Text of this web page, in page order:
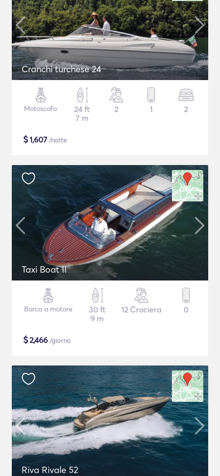
Cranchi turchese 24
Motoscafo
24 ft
7 m
2 1 2
$1,607 /notte
Taxi Boat II
Barca a motore
30 ft
9 m
12 Crociera 0
$2,466 /giorno
Riva Rivale 52